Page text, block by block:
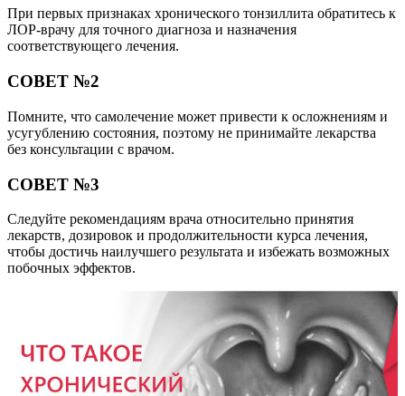
При первых признаках хронического тонзиллита обратитесь к
ЛОР-врачу для точного диагноза и назначения
соответствующего лечения.
СОВЕТ №2
Помните, что самолечение может привести к осложнениям и
усугублению состояния, поэтому не принимайте лекарства
без консультации с врачом.
СОВЕТ №3
Следуйте рекомендациям врача относительно принятия
лекарств, дозировок и продолжительности курса лечения,
чтобы достичь наилучшего результата и избежать возможных
побочных эффектов.